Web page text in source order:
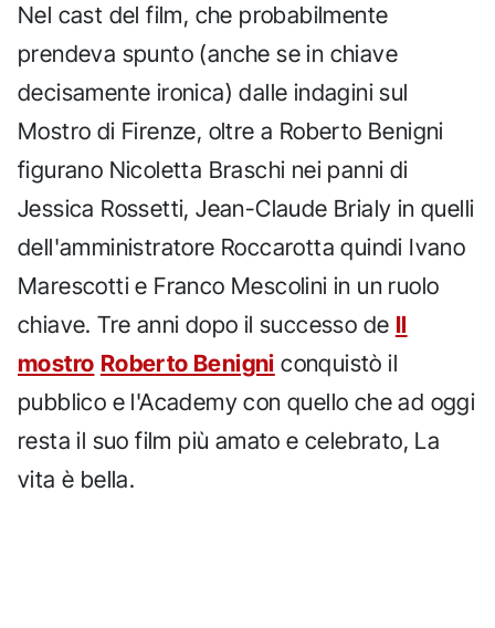
Nel cast del film, che probabilmente
prendeva spunto (anche se in chiave
decisamente ironica) dalle indagini sul
Mostro di Firenze, oltre a Roberto Benigni
figurano Nicoletta Braschi nei panni di
Jessica Rossetti, Jean-Claude Brialy in quelli
dell'amministratore Roccarotta quindi Ivano
Marescotti e Franco Mescolini in un ruolo
chiave. Tre anni dopo il successo de Il
mostro Roberto Benigni conquistò il
pubblico e l'Academy con quello che ad oggi
resta il suo film più amato e celebrato, La
vita è bella.